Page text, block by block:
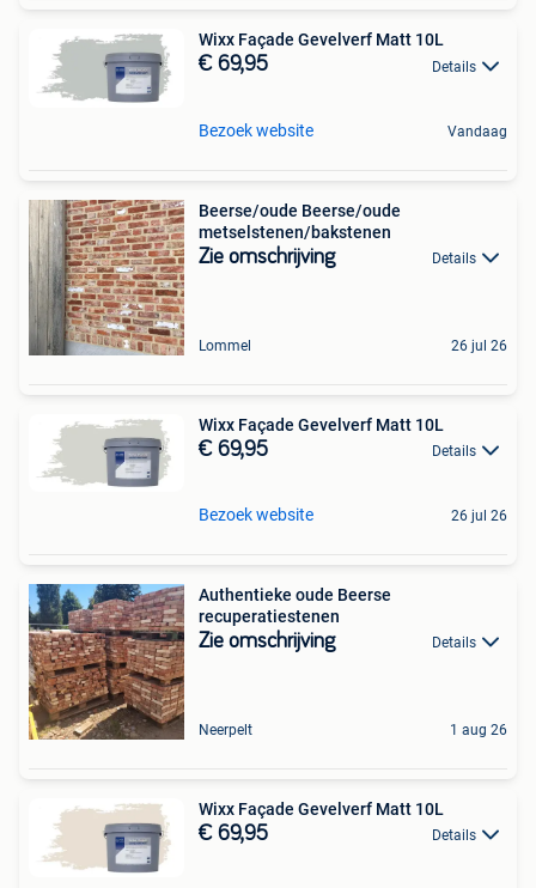
Wixx Façade Gevelverf Matt 10L
€ 69,95 Details
Bezoek website Vandaag
Beerse/oude Beerse/oude
metselstenen/bakstenen
Zie omschrijving Details
Lommel 26 jul 26
Wixx Façade Gevelverf Matt 10L
€ 69,95 Details
Bezoek website 26 jul 26
Authentieke oude Beerse
recuperatiestenen
Zie omschrijving Details
Neerpelt 1 aug 26
Wixx Façade Gevelverf Matt 10L
€ 69,95 Details